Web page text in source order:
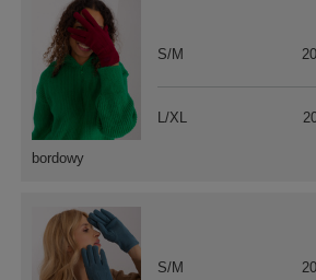
S/M
bordowy
S/M
L/XL